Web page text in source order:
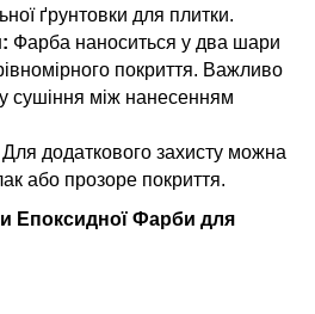
ґрунтовки для плитки.
Фарба наноситься у два шари
покриття. Важливо
сушіння між нанесенням
Для додаткового захисту можна
або прозоре покриття.
Епоксидної Фарби для